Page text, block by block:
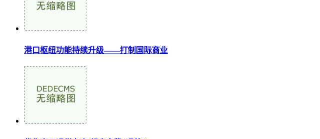
港口枢纽功能持续升级——打制国际商业